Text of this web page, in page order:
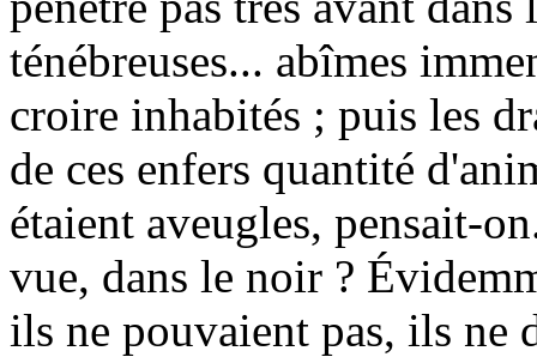
ténébreuses... abîmes
croire inhabités ; puis les
de ces enfers quantité
étaient aveugles, pensait-
vue, dans le noir ?
ils ne pouvaient pas, ils ne